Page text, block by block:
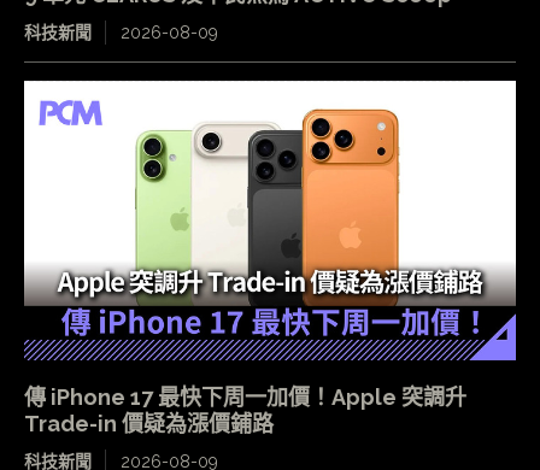
科技新聞 2026-08-09
傳 iPhone 17 最快下周一加價！Apple 突調升
Trade-in 價疑為漲價鋪路
科技新聞 2026-08-09